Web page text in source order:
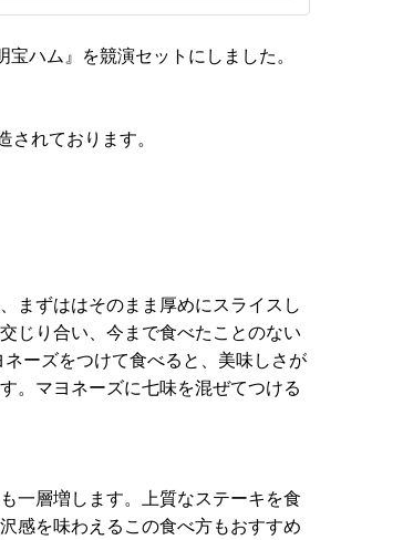
ハム』を競演セットにしました。
されております。
まずははそのまま厚めにスライスし
じり合い、今まで食べたことのない
ーズをつけて食べると、美味しさが
。マヨネーズに七味を混ぜてつける
一層増します。上質なステーキを食
感を味わえるこの食べ方もおすすめ